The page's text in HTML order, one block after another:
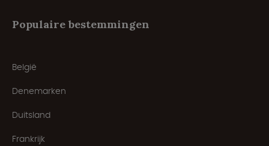
Populaire bestemmingen
België
Denemarken
Duitsland
Frankrijk